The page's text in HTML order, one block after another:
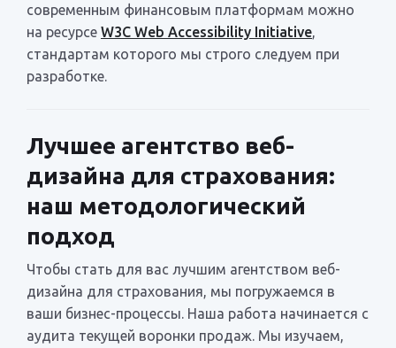
современным финансовым платформам можно
на ресурсе W3C Web Accessibility Initiative,
стандартам которого мы строго следуем при
разработке.
Лучшее агентство веб-
дизайна для страхования:
наш методологический
подход
Чтобы стать для вас лучшим агентством веб-
дизайна для страхования, мы погружаемся в
ваши бизнес-процессы. Наша работа начинается с
аудита текущей воронки продаж. Мы изучаем,